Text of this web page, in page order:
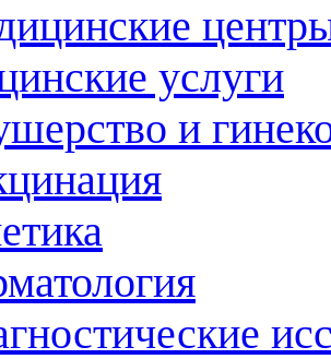
услуги
и